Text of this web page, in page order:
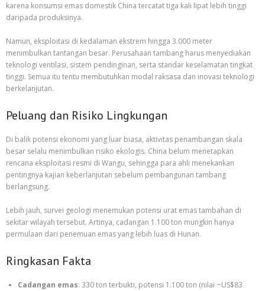
karena konsumsi emas domestik China tercatat tiga kali lipat lebih tinggi
daripada produksinya.
Namun, eksploitasi di kedalaman ekstrem hingga 3.000 meter
menimbulkan tantangan besar. Perusahaan tambang harus menyediakan
teknologi ventilasi, sistem pendinginan, serta standar keselamatan tingkat
tinggi. Semua itu tentu membutuhkan modal raksasa dan inovasi teknologi
berkelanjutan.
Peluang dan Risiko Lingkungan
Di balik potensi ekonomi yang luar biasa, aktivitas penambangan skala
besar selalu menimbulkan risiko ekologis. China belum menetapkan
rencana eksploitasi resmi di Wangu, sehingga para ahli menekankan
pentingnya kajian keberlanjutan sebelum pembangunan tambang
berlangsung.
Lebih jauh, survei geologi menemukan potensi urat emas tambahan di
sekitar wilayah tersebut. Artinya, cadangan 1.100 ton mungkin hanya
permulaan dari penemuan emas yang lebih luas di Hunan.
Ringkasan Fakta
Cadangan emas: 330 ton terbukti, potensi 1.100 ton (nilai ~US$83